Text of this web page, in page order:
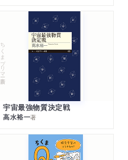
ちくまプリマー新書
宇宙最強物質決定戦
高水裕一著